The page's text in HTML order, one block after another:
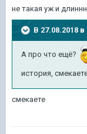
не такая уж и
В 27.08.2018
А про что ещё?
история,
смекаете